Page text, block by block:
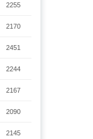
2255
2170
2451
2244
2167
2090
2145